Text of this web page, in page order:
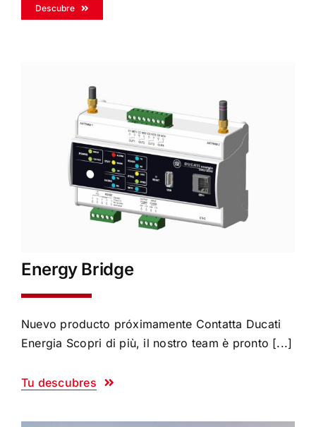
Descubre
Energy Bridge
Nuevo producto próximamente Contatta Ducati
Energia Scopri di più, il nostro team è pronto [...]
Tu descubres